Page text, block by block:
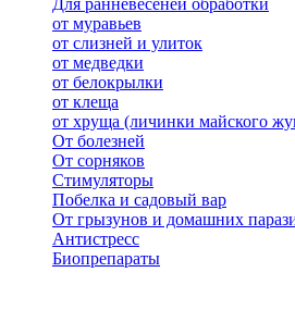
Для ранневесеней обработки
от муравьев
от слизней и улиток
от медведки
от белокрылки
от клеща
от хруща (личинки майского
От болезней
От сорняков
Стимуляторы
Побелка и садовый вар
От грызунов и домашних
Антистресс
Биопрепараты